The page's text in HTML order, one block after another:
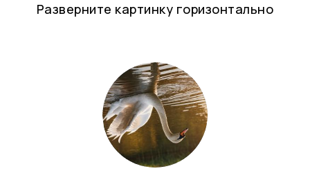
Разверните картинку горизонтально